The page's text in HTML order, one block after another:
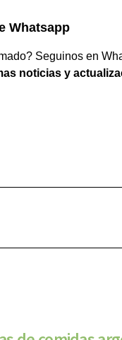
Whatsapp
Seguinos en
noticias y